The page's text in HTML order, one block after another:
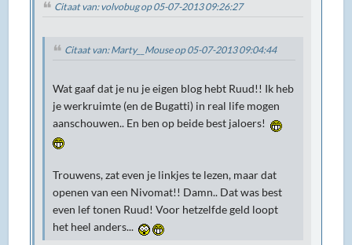
Citaat van: volvobug op 05-07-2013 09:26:27
Citaat van: Marty__Mouse op 05-07-2013 09:04:44
Wat gaaf dat je nu je eigen blog hebt Ruud!! Ik heb
je werkruimte (en de Bugatti) in real life mogen
aanschouwen.. En ben op beide best jaloers!
Trouwens, zat even je linkjes te lezen, maar dat
openen van een Nivomat!! Damn.. Dat was best
even lef tonen Ruud! Voor hetzelfde geld loopt
het heel anders...